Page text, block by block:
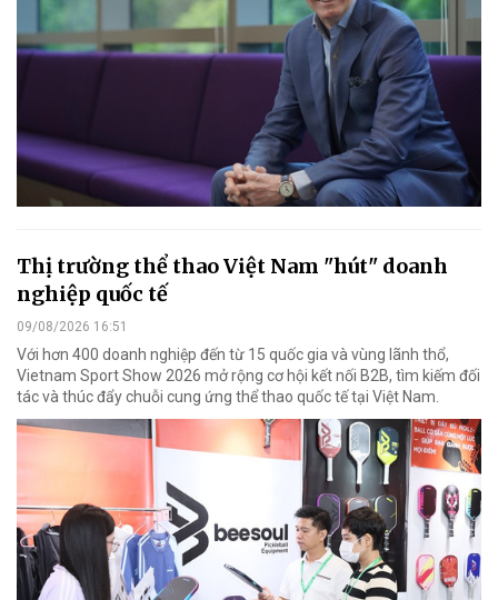
Thị trường thể thao Việt Nam "hút" doanh
nghiệp quốc tế
09/08/2026 16:51
Với hơn 400 doanh nghiệp đến từ 15 quốc gia và vùng lãnh thổ,
Vietnam Sport Show 2026 mở rộng cơ hội kết nối B2B, tìm kiếm đối
tác và thúc đẩy chuỗi cung ứng thể thao quốc tế tại Việt Nam.